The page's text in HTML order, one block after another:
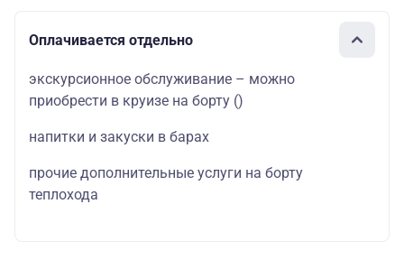
Оплачивается отдельно
экскурсионное обслуживание – можно
приобрести в круизе на борту ()
напитки и закуски в барах
прочие дополнительные услуги на борту
теплохода